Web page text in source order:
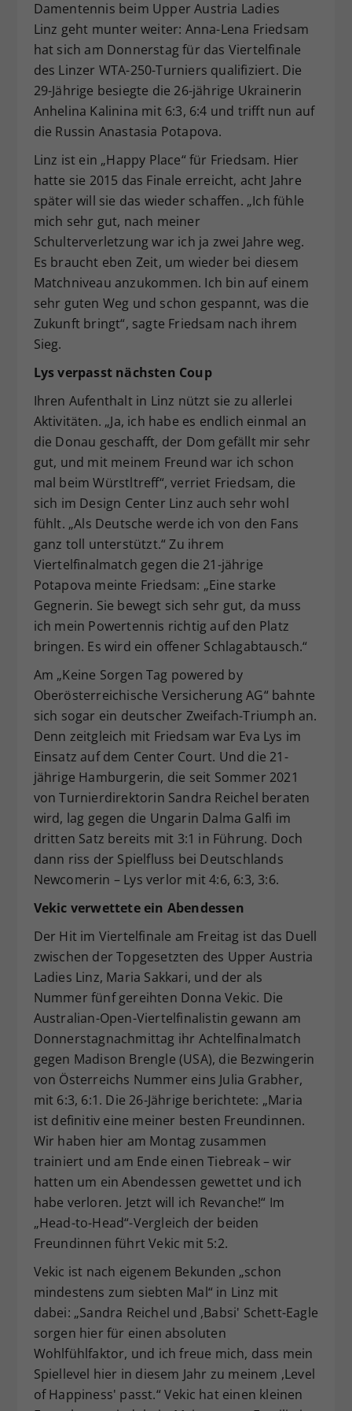
Damentennis beim Upper Austria Ladies
Linz geht munter weiter: Anna-Lena Friedsam
hat sich am Donnerstag für das Viertelfinale
des Linzer WTA-250-Turniers qualifiziert. Die
29-Jährige besiegte die 26-jährige Ukrainerin
Anhelina Kalinina mit 6:3, 6:4 und trifft nun auf
die Russin Anastasia Potapova.
Linz ist ein „Happy Place“ für Friedsam. Hier
hatte sie 2015 das Finale erreicht, acht Jahre
später will sie das wieder schaffen. „Ich fühle
mich sehr gut, nach meiner
Schulterverletzung war ich ja zwei Jahre weg.
Es braucht eben Zeit, um wieder bei diesem
Matchniveau anzukommen. Ich bin auf einem
sehr guten Weg und schon gespannt, was die
Zukunft bringt“, sagte Friedsam nach ihrem
Sieg.
Lys verpasst nächsten Coup
Ihren Aufenthalt in Linz nützt sie zu allerlei
Aktivitäten. „Ja, ich habe es endlich einmal an
die Donau geschafft, der Dom gefällt mir sehr
gut, und mit meinem Freund war ich schon
mal beim Würstltreff“, verriet Friedsam, die
sich im Design Center Linz auch sehr wohl
fühlt. „Als Deutsche werde ich von den Fans
ganz toll unterstützt.“ Zu ihrem
Viertelfinalmatch gegen die 21-jährige
Potapova meinte Friedsam: „Eine starke
Gegnerin. Sie bewegt sich sehr gut, da muss
ich mein Powertennis richtig auf den Platz
bringen. Es wird ein offener Schlagabtausch.“
Am „Keine Sorgen Tag powered by
Oberösterreichische Versicherung AG“ bahnte
sich sogar ein deutscher Zweifach-Triumph an.
Denn zeitgleich mit Friedsam war Eva Lys im
Einsatz auf dem Center Court. Und die 21-
jährige Hamburgerin, die seit Sommer 2021
von Turnierdirektorin Sandra Reichel beraten
wird, lag gegen die Ungarin Dalma Galfi im
dritten Satz bereits mit 3:1 in Führung. Doch
dann riss der Spielfluss bei Deutschlands
Newcomerin – Lys verlor mit 4:6, 6:3, 3:6.
Vekic verwettete ein Abendessen
Der Hit im Viertelfinale am Freitag ist das Duell
zwischen der Topgesetzten des Upper Austria
Ladies Linz, Maria Sakkari, und der als
Nummer fünf gereihten Donna Vekic. Die
Australian-Open-Viertelfinalistin gewann am
Donnerstagnachmittag ihr Achtelfinalmatch
gegen Madison Brengle (USA), die Bezwingerin
von Österreichs Nummer eins Julia Grabher,
mit 6:3, 6:1. Die 26-Jährige berichtete: „Maria
ist definitiv eine meiner besten Freundinnen.
Wir haben hier am Montag zusammen
trainiert und am Ende einen Tiebreak – wir
hatten um ein Abendessen gewettet und ich
habe verloren. Jetzt will ich Revanche!“ Im
„Head-to-Head“-Vergleich der beiden
Freundinnen führt Vekic mit 5:2.
Vekic ist nach eigenem Bekunden „schon
mindestens zum siebten Mal“ in Linz mit
dabei: „Sandra Reichel und ,Babsi' Schett-Eagle
sorgen hier für einen absoluten
Wohlfühlfaktor, und ich freue mich, dass mein
Spiellevel hier in diesem Jahr zu meinem ,Level
of Happiness' passt.“ Vekic hat einen kleinen
Zweck
Dieser Wert speichert Ihre Consent-
Einstellungen. Unter anderem eine
zufällig generierte ID, für die
historische Speicherung Ihrer
vorgenommen Einstellungen, falls der
Webseiten-Betreiber dies eingestellt